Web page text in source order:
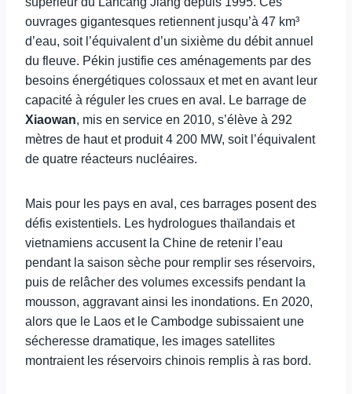
ouvrages gigantesques retiennent jusqu’à 47 km³
d’eau, soit l’équivalent d’un sixième du débit annuel
du fleuve. Pékin justifie ces aménagements par des
besoins énergétiques colossaux et met en avant leur
capacité à réguler les crues en aval. Le barrage de
Xiaowan, mis en service en 2010, s’élève à 292
mètres de haut et produit 4 200 MW, soit l’équivalent
de quatre réacteurs nucléaires.
Mais pour les pays en aval, ces barrages posent des
défis existentiels. Les hydrologues thaïlandais et
vietnamiens accusent la Chine de retenir l’eau
pendant la saison sèche pour remplir ses réservoirs,
puis de relâcher des volumes excessifs pendant la
mousson, aggravant ainsi les inondations. En 2020,
alors que le Laos et le Cambodge subissaient une
sécheresse dramatique, les images satellites
montraient les réservoirs chinois remplis à ras bord.